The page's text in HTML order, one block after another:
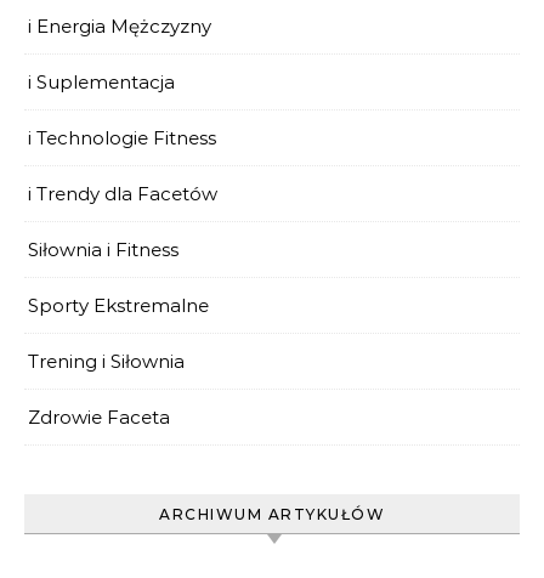
i Energia Mężczyzny
i Suplementacja
i Technologie Fitness
i Trendy dla Facetów
Siłownia i Fitness
Sporty Ekstremalne
Trening i Siłownia
Zdrowie Faceta
ARCHIWUM ARTYKUŁÓW